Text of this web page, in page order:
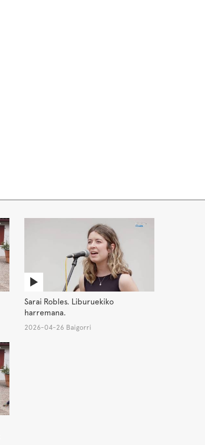
Sarai Robles. Liburuekiko
harremana.
2026-04-26 Baigorri